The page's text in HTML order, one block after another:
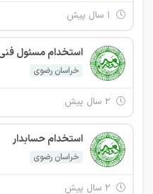
استخدام مسئول فنی
خراسان رضوی
استخدام حسابدار
خراسان رضوی